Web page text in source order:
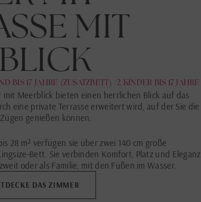
MIT
BIS 17 JAHRE (ZUSATZBETT) /2 KINDER BIS 17 JAHRE
mit Meerblick bieten einen herrlichen Blick auf das
eine private Terrasse erweitert wird, auf der Sie die
genießen können.
28 m² verfügen sie über zwei 140 cm große
Bett. Sie verbinden Komfort, Platz und Eleganz
oder als Familie, mit den Füßen im Wasser.
DAS ZIMMER